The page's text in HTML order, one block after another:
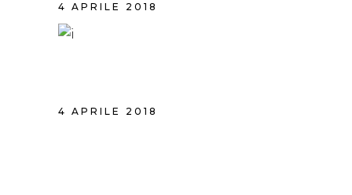
4 APRILE 2018
4 APRILE 2018